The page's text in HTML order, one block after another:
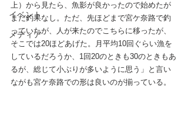
イベント
メディア
上）から見たら、魚影が良かったので始めたが
まだ釣果なし。ただ、先ほどまで宮ケ奈路で釣
っていたが、人が来たのでこちらに移ったが、
そこでは20ほどあげた。月平均10回ぐらい漁を
しているだろうか、1回20のときも30のときもあ
るが、総じて小ぶりが多いように思う」と言い
ながも宮ケ奈路での形は良いのが揃っている。